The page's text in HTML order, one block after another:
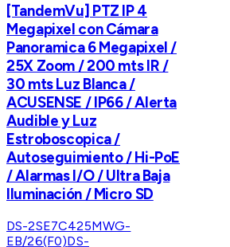
[TandemVu] PTZ IP 4
Megapixel con Cámara
Panoramica 6 Megapixel /
25X Zoom / 200 mts IR /
30 mts Luz Blanca /
ACUSENSE / IP66 / Alerta
Audible y Luz
Estroboscopica /
Autoseguimiento / Hi-PoE
/ Alarmas I/O / Ultra Baja
Iluminación / Micro SD
DS-2SE7C425MWG-
EB/26(F0)DS-